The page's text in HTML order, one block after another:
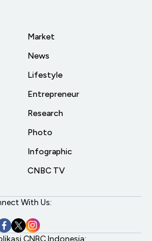
Market
News
Lifestyle
Entrepreneur
Research
Photo
Infographic
CNBC TV
With Us: